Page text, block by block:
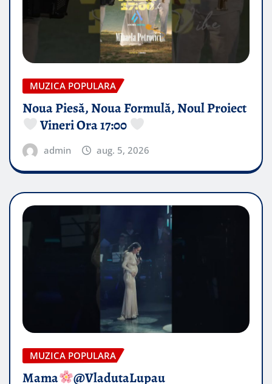
MUZICA POPULARA
Noua Piesă, Noua Formulă, Noul Proiect
Vineri Ora 17:00
admin aug. 5, 2026
MUZICA POPULARA
Mama @VladutaLupau